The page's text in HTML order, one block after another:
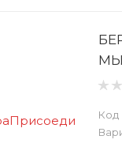
Код